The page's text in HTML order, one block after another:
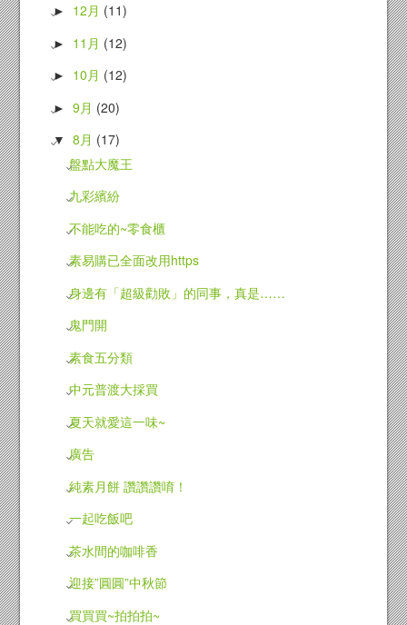
► 12月 (11)
► 11月 (12)
► 10月 (12)
►9月 (20)
▼ 8月 (17)
盤點大魔王
九彩繽紛
不能吃的~零食櫃
素易購已全面改用https
身邊有「超級勸敗」的同事，真是……
鬼門開
素食五分類
中元普渡大採買
夏天就愛這一味~
廣告
純素月餅 讚讚讚唷！
一起吃飯吧
茶水間的咖啡香
迎接”圓圓”中秋節
買買買~拍拍拍~